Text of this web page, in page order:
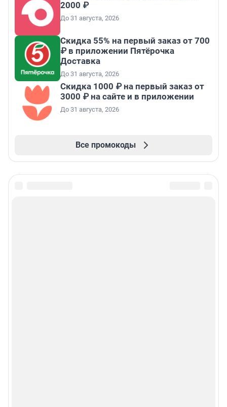
2000 ₽
До 31 августа, 2026
Скидка 55% на первый заказ от 700
₽ в приложении Пятёрочка
Доставка
До 31 августа, 2026
Скидка 1000 ₽ на первый заказ от
3000 ₽ на сайте и в приложении
До 31 августа, 2026
Все промокоды